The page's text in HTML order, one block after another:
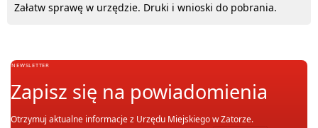
Załatw sprawę w urzędzie. Druki i wnioski do pobrania.
NEWSLETTER
Zapisz się na powiadomienia
Otrzymuj aktualne informacje z Urzędu Miejskiego w Zatorze.